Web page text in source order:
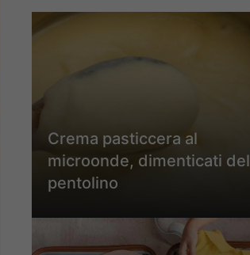
Crema pasticcera al
microonde, dimenticati del
pentolino